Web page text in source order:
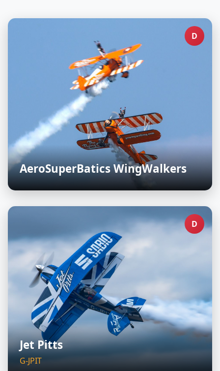
D
AeroSuperBatics WingWalkers
D
Jet Pitts
G-JPIT